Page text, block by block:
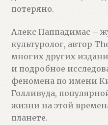
потеряно.
Алекс Паппадимас –
культуролог, автор
многих других
и подробное
феномена по имени
Голливуда,
жизни на этой
планете.